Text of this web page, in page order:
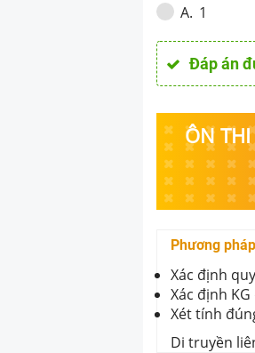
36
A. 1
Đáp án
ÔN
Phương
Xác định
Xác định
Xét tính
Di truyền